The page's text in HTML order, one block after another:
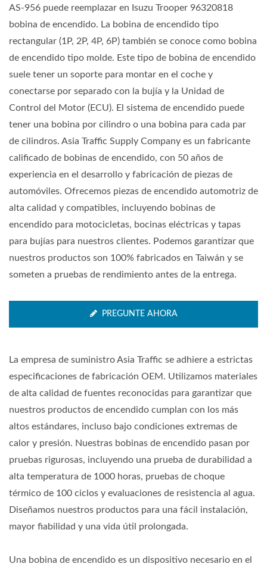
AS-956 puede reemplazar en Isuzu Trooper 96320818
bobina de encendido. La bobina de encendido tipo
rectangular (1P, 2P, 4P, 6P) también se conoce como bobina
de encendido tipo molde. Este tipo de bobina de encendido
suele tener un soporte para montar en el coche y
conectarse por separado con la bujía y la Unidad de
Control del Motor (ECU). El sistema de encendido puede
tener una bobina por cilindro o una bobina para cada par
de cilindros. Asia Traffic Supply Company es un fabricante
calificado de bobinas de encendido, con 50 años de
experiencia en el desarrollo y fabricación de piezas de
automóviles. Ofrecemos piezas de encendido automotriz de
alta calidad y compatibles, incluyendo bobinas de
encendido para motocicletas, bocinas eléctricas y tapas
para bujías para nuestros clientes. Podemos garantizar que
nuestros productos son 100% fabricados en Taiwán y se
someten a pruebas de rendimiento antes de la entrega.
PREGUNTE AHORA
La empresa de suministro Asia Traffic se adhiere a estrictas
especificaciones de fabricación OEM. Utilizamos materiales
de alta calidad de fuentes reconocidas para garantizar que
nuestros productos de encendido cumplan con los más
altos estándares, incluso bajo condiciones extremas de
calor y presión. Nuestras bobinas de encendido pasan por
pruebas rigurosas, incluyendo una prueba de durabilidad a
alta temperatura de 1000 horas, pruebas de choque
térmico de 100 ciclos y evaluaciones de resistencia al agua.
Diseñamos nuestros productos para una fácil instalación,
mayor fiabilidad y una vida útil prolongada.
Una bobina de encendido es un dispositivo necesario en el